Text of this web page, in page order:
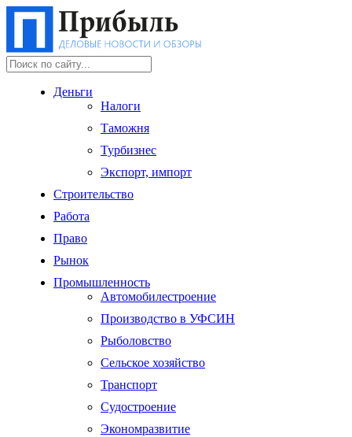
Деньги
Налоги
Таможня
Турбизнес
Экспорт, импорт
Строительство
Работа
Право
Рынок
Промышленность
Автомобилестроение
Производство в УФСИН
Рыболовство
Сельское хозяйство
Транспорт
Судостроение
Экономразвитие